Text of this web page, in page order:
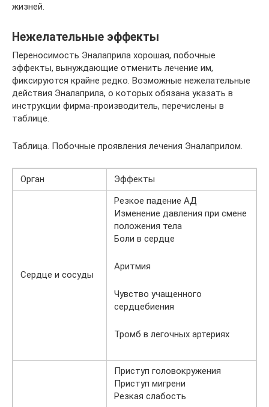
жизней.
Нежелательные эффекты
Переносимость Эналаприла хорошая, побочные
эффекты, вынуждающие отменить лечение им,
фиксируются крайне редко. Возможные нежелательные
действия Эналаприла, о которых обязана указать в
инструкции фирма-производитель, перечислены в
таблице.
Таблица. Побочные проявления лечения Эналаприлом.
Орган Эффекты
Сердце и сосуды
Резкое падение АД
Изменение давления при смене
положения тела
Боли в сердце
Аритмия
Чувство учащенного
сердцебиения
Тромб в легочных артериях
Приступ головокружения
Приступ мигрени
Резкая слабость